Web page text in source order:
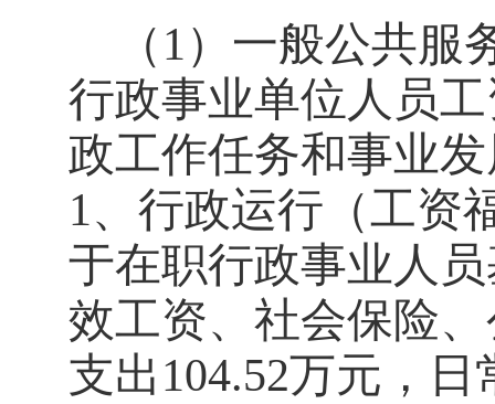
（1） 一般公共服
行政事业单位人员
政工作任务和事业
1、行政运行（工资
于在职行政事业人
效工资、社会保险
支出104.52万元，日